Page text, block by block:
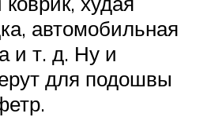
автомобильная
и т. д. Ну и
для подошвы